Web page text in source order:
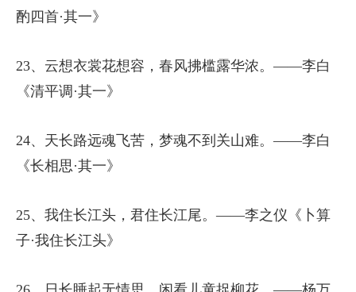
酌四首·其一》
23、云想衣裳花想容，春风拂槛露华浓。——李白
《清平调·其一》
24、天长路远魂飞苦，梦魂不到关山难。——李白
《长相思·其一》
25、我住长江头，君住长江尾。——李之仪《卜算
子·我住长江头》